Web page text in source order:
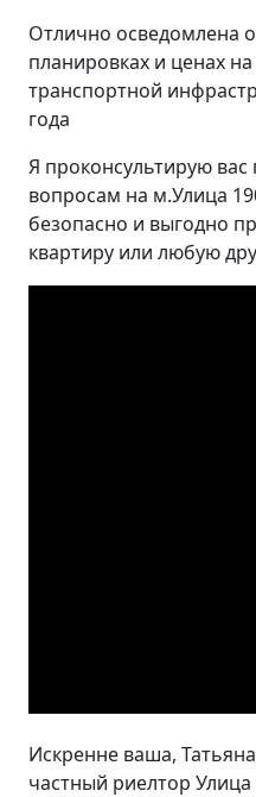
Отлично осведомлена
планировках и ценах
транспортной
года
Я проконсультирую
вопросам на м.Улица
безопасно и выгодно
квартиру или любую
Искренне ваша,
частный риелтор Улица